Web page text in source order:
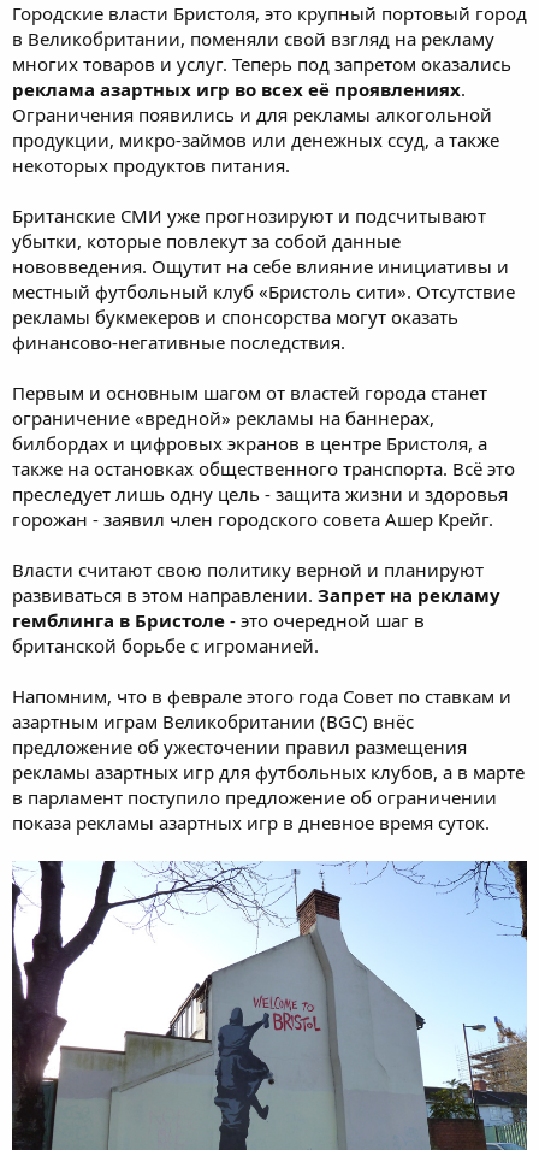
Городские власти Бристоля, это крупный портовый город
в Великобритании, поменяли свой взгляд на рекламу
многих товаров и услуг. Теперь под запретом оказались
реклама азартных игр во всех её проявлениях.
Ограничения появились и для рекламы алкогольной
продукции, микро-займов или денежных ссуд, а также
некоторых продуктов питания.
Британские СМИ уже прогнозируют и подсчитывают
убытки, которые повлекут за собой данные
нововведения. Ощутит на себе влияние инициативы и
местный футбольный клуб «Бристоль сити». Отсутствие
рекламы букмекеров и спонсорства могут оказать
финансово-негативные последствия.
Первым и основным шагом от властей города станет
ограничение «вредной» рекламы на баннерах,
билбордах и цифровых экранов в центре Бристоля, а
также на остановках общественного транспорта. Всё это
преследует лишь одну цель - защита жизни и здоровья
горожан - заявил член городского совета Ашер Крейг.
Власти считают свою политику верной и планируют
развиваться в этом направлении. Запрет на рекламу
гемблинга в Бристоле - это очередной шаг в
британской борьбе с игроманией.
Напомним, что в феврале этого года Совет по ставкам и
азартным играм Великобритании (BGC) внёс
предложение об ужесточении правил размещения
рекламы азартных игр для футбольных клубов, а в марте
в парламент поступило предложение об ограничении
показа рекламы азартных игр в дневное время суток.